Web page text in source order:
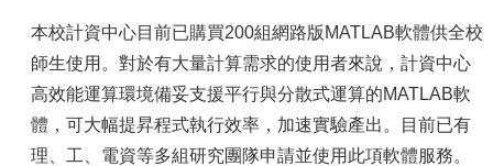
本校計資中心目前已購買200組網路版MATLAB軟體供全校
師生使用。對於有大量計算需求的使用者來說，計資中心
高效能運算環境備妥支援平行與分散式運算的MATLAB軟
體，可大幅提昇程式執行效率，加速實驗產出。目前已有
理、工、電資等多組研究團隊申請並使用此項軟體服務。